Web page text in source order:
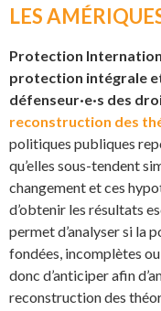
LES
Protection
protection intégrale
défenseur·e·s des
reconstruction des
politiques publiques
qu’elles sous-tendent
changement et ces
d’obtenir les résultats
permet d’analyser si la
fondées, incomplètes
donc d’anticiper afin
reconstruction des